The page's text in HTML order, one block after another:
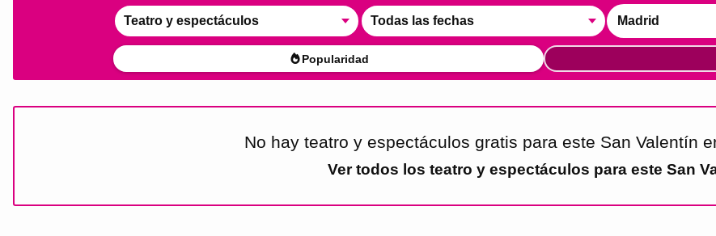
Teatro y espectáculos Todas las fechas Madrid
Popularidad
No hay teatro y espectáculos gratis para este San Valentín
Ver todos los teatro y espectáculos para este San